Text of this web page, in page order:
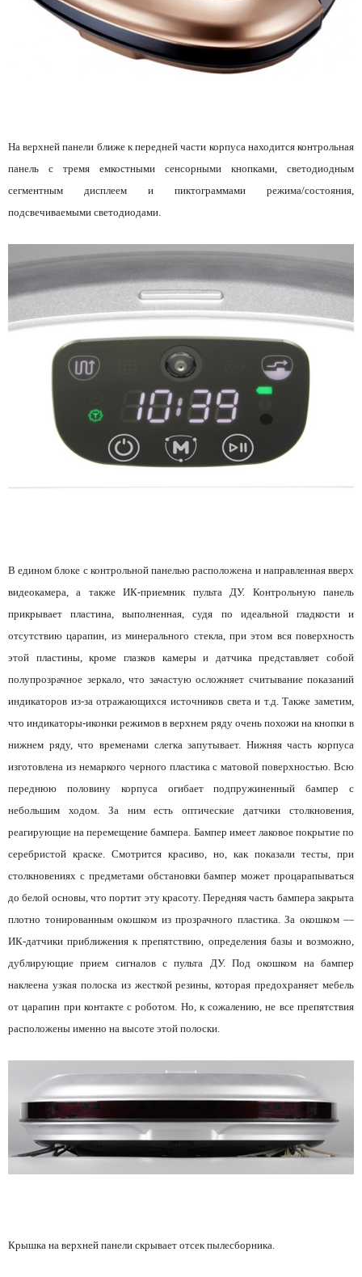
На верхней панели ближе к передней части корпуса находится контрольная
панель с тремя емкостными сенсорными кнопками, светодиодным
сегментным дисплеем и пиктограммами режима/состояния,
подсвечиваемыми светодиодами.
В едином блоке с контрольной панелью расположена и направленная вверх
видеокамера, а также ИК-приемник пульта ДУ. Контрольную панель
прикрывает пластина, выполненная, судя по идеальной гладкости и
отсутствию царапин, из минерального стекла, при этом вся поверхность
этой пластины, кроме глазков камеры и датчика представляет собой
полупрозрачное зеркало, что зачастую осложняет считывание показаний
индикаторов из-за отражающихся источников света и т.д. Также заметим,
что индикаторы-иконки режимов в верхнем ряду очень похожи на кнопки в
нижнем ряду, что временами слегка запутывает. Нижняя часть корпуса
изготовлена из немаркого черного пластика с матовой поверхностью. Всю
переднюю половину корпуса огибает подпружиненный бампер с
небольшим ходом. За ним есть оптические датчики столкновения,
реагирующие на перемещение бампера. Бампер имеет лаковое покрытие по
серебристой краске. Смотрится красиво, но, как показали тесты, при
столкновениях с предметами обстановки бампер может процарапываться
до белой основы, что портит эту красоту. Передняя часть бампера закрыта
плотно тонированным окошком из прозрачного пластика. За окошком —
ИК-датчики приближения к препятствию, определения базы и возможно,
дублирующие прием сигналов с пульта ДУ. Под окошком на бампер
наклеена узкая полоска из жесткой резины, которая предохраняет мебель
от царапин при контакте с роботом. Но, к сожалению, не все препятствия
расположены именно на высоте этой полоски.
Крышка на верхней панели скрывает отсек пылесборника.